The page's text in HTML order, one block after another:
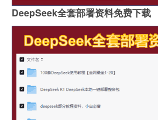
DeepSeek全套部署资料免费下载